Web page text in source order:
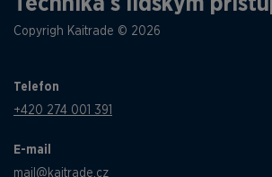
Copyrigh Kaitrade © 2026
Telefon
+420 274 001 391
E-mail
mail@kaitrade.cz